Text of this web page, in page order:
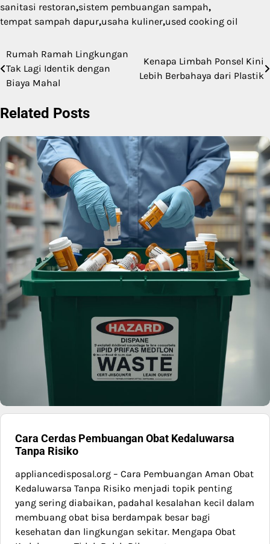
sanitasi restoran,sistem pembuangan sampah,
tempat sampah dapur,usaha kuliner,used cooking oil
Post
navigation
Rumah Ramah Lingkungan
Tak Lagi Identik dengan
Biaya Mahal
Kenapa Limbah Ponsel Kini
Lebih Berbahaya dari Plastik
Related Posts
Cara Cerdas Pembuangan Obat Kedaluwarsa
Tanpa Risiko
appliancedisposal.org – Cara Pembuangan Aman Obat
Kedaluwarsa Tanpa Risiko menjadi topik penting
yang sering diabaikan, padahal kesalahan kecil dalam
membuang obat bisa berdampak besar bagi
kesehatan dan lingkungan sekitar. Mengapa Obat